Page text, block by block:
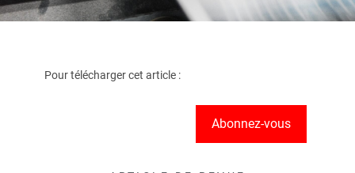
Pour télécharger cet article :
Abonnez-vous